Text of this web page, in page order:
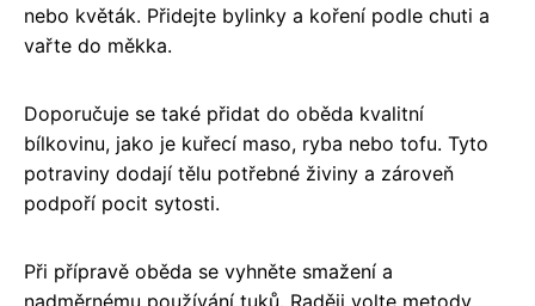
nebo květák. Přidejte bylinky a koření podle chuti a
vařte do měkka.
Doporučuje se také přidat do oběda kvalitní
bílkovinu, jako je kuřecí maso, ryba nebo tofu. Tyto
potraviny dodají tělu potřebné živiny a zároveň
podpoří pocit sytosti.
Při přípravě oběda se vyhněte smažení a